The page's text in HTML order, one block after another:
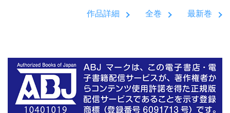
作品詳細 全巻 最新巻